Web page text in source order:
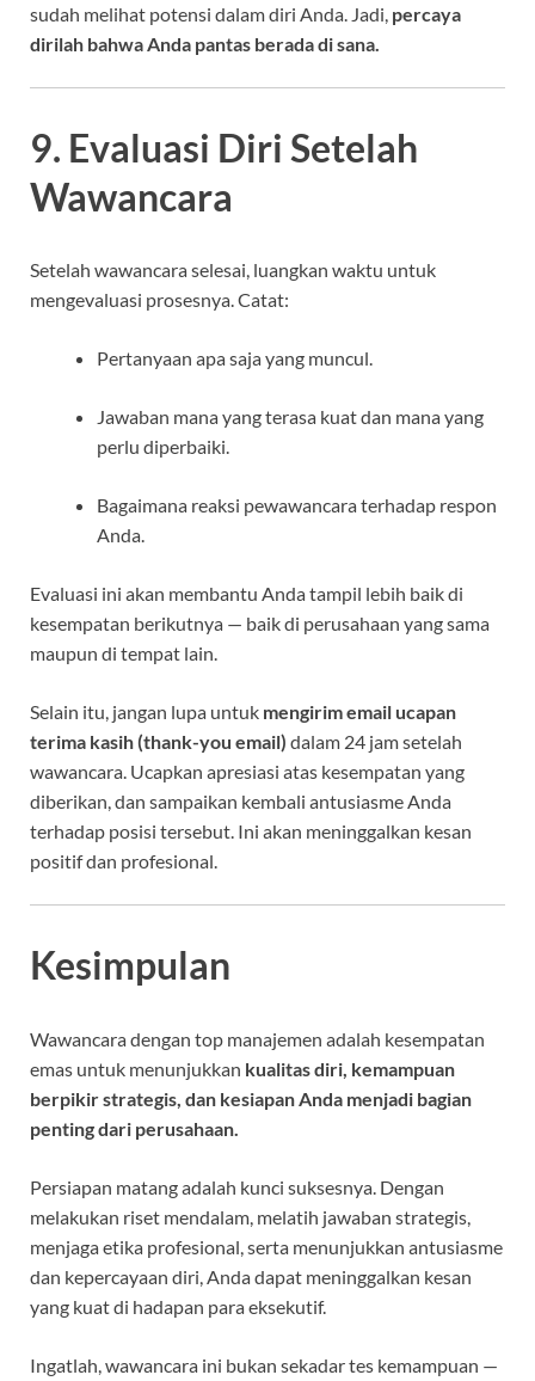
sudah melihat potensi dalam diri Anda. Jadi, percaya
dirilah bahwa Anda pantas berada di sana.
9. Evaluasi Diri Setelah
Wawancara
Setelah wawancara selesai, luangkan waktu untuk
mengevaluasi prosesnya. Catat:
Pertanyaan apa saja yang muncul.
Jawaban mana yang terasa kuat dan mana yang
perlu diperbaiki.
Bagaimana reaksi pewawancara terhadap respon
Anda.
Evaluasi ini akan membantu Anda tampil lebih baik di
kesempatan berikutnya — baik di perusahaan yang sama
maupun di tempat lain.
Selain itu, jangan lupa untuk mengirim email ucapan
terima kasih (thank-you email) dalam 24 jam setelah
wawancara. Ucapkan apresiasi atas kesempatan yang
diberikan, dan sampaikan kembali antusiasme Anda
terhadap posisi tersebut. Ini akan meninggalkan kesan
positif dan profesional.
Kesimpulan
Wawancara dengan top manajemen adalah kesempatan
emas untuk menunjukkan kualitas diri, kemampuan
berpikir strategis, dan kesiapan Anda menjadi bagian
penting dari perusahaan.
Persiapan matang adalah kunci suksesnya. Dengan
melakukan riset mendalam, melatih jawaban strategis,
menjaga etika profesional, serta menunjukkan antusiasme
dan kepercayaan diri, Anda dapat meninggalkan kesan
yang kuat di hadapan para eksekutif.
Ingatlah, wawancara ini bukan sekadar tes kemampuan —